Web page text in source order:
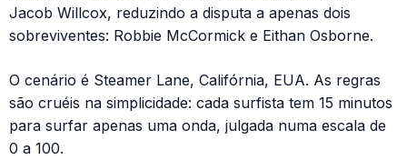
Jacob Willcox, reduzindo a disputa a apenas dois
sobreviventes: Robbie McCormick e Eithan Osborne.
O cenário é Steamer Lane, Califórnia, EUA. As regras
são cruéis na simplicidade: cada surfista tem 15 minutos
para surfar apenas uma onda, julgada numa escala de
0 a 100.